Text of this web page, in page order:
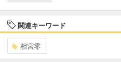
関連キーワード
相宮零